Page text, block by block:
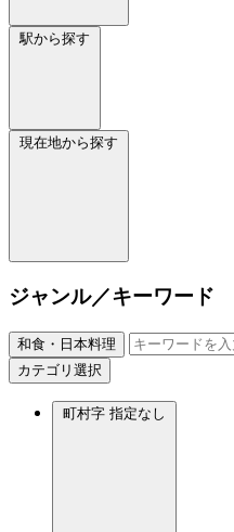
駅から探す
現在地から探す
ジャンル／キーワード
和食・日本料理
カテゴリ選択
町村字 指定なし